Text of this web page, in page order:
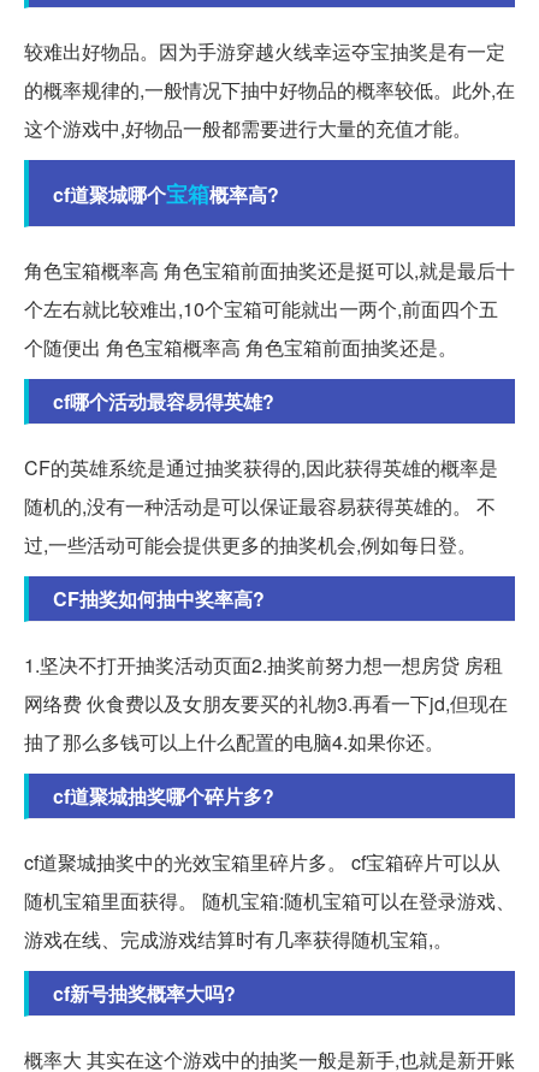
较难出好物品。因为手游穿越火线幸运夺宝抽奖是有一定
的概率规律的,一般情况下抽中好物品的概率较低。此外,在
这个游戏中,好物品一般都需要进行大量的充值才能。
cf道聚城哪个宝箱概率高?
角色宝箱概率高 角色宝箱前面抽奖还是挺可以,就是最后十
个左右就比较难出,10个宝箱可能就出一两个,前面四个五
个随便出 角色宝箱概率高 角色宝箱前面抽奖还是。
cf哪个活动最容易得英雄?
CF的英雄系统是通过抽奖获得的,因此获得英雄的概率是
随机的,没有一种活动是可以保证最容易获得英雄的。 不
过,一些活动可能会提供更多的抽奖机会,例如每日登。
CF抽奖如何抽中奖率高?
1.坚决不打开抽奖活动页面2.抽奖前努力想一想房贷 房租
网络费 伙食费以及女朋友要买的礼物3.再看一下jd,但现在
抽了那么多钱可以上什么配置的电脑4.如果你还。
cf道聚城抽奖哪个碎片多?
cf道聚城抽奖中的光效宝箱里碎片多。 cf宝箱碎片可以从
随机宝箱里面获得。 随机宝箱:随机宝箱可以在登录游戏、
游戏在线、完成游戏结算时有几率获得随机宝箱,。
cf新号抽奖概率大吗?
概率大 其实在这个游戏中的抽奖一般是新手,也就是新开账